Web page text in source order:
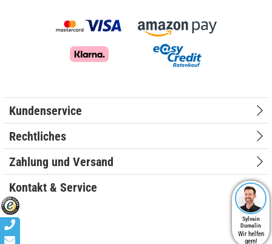
Kundenservice
Rechtliches
Zahlung und Versand
Kontakt & Service
Sylvain
Dumalin
Wir helfen
gern!